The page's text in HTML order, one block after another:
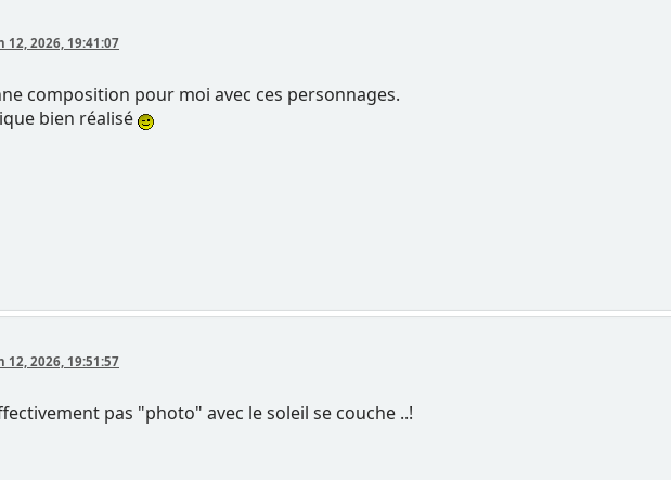
12, 2026, 19:41:07
composition pour moi avec ces personnages.
bien réalisé
12, 2026, 19:51:57
pas "photo" avec le soleil se couche ..!